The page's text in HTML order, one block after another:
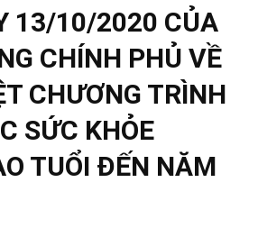
13/10/2020 CỦA
CHÍNH PHỦ VỀ
CHƯƠNG TRÌNH
SỨC KHỎE
TUỔI ĐẾN NĂM